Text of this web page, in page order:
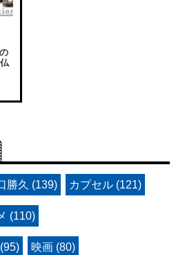
勝久 (139) カプセル (121)
(110)
映画 (80)